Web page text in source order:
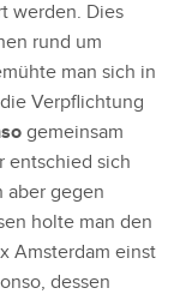
werden. Dies
rund um
man sich in
Verpflichtung
gemeinsam
entschied sich
aber gegen
holte man den
Amsterdam einst
dessen